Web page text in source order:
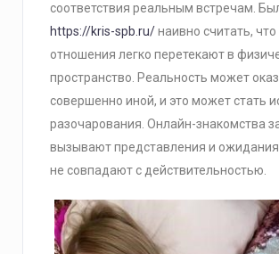
соответствия реальным встречам.
https://kris-spb.ru/наивно считать, что
отношения легко перетекают в
пространство. Реальность может
совершенно иной, и это может стать
разочарования. Онлайн-знакомства
вызывают представления и
не совпадают с действительностью.